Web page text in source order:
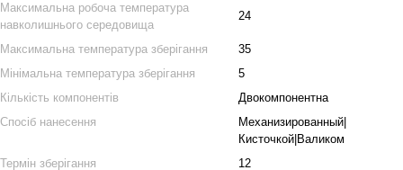
Максимальна робоча температура
навколишнього середовища
24
Максимальна температура зберігання
35
Мінімальна температура зберігання
5
Кількість компонентів
Двокомпонентна
Спосіб нанесення
Механизированный|
Кисточкой|Валиком
Термін зберігання
12